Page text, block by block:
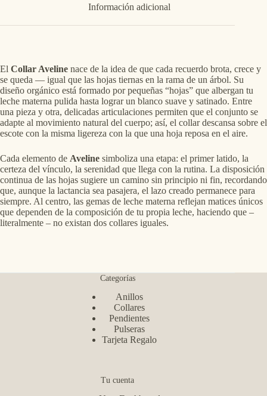
Información adicional
El Collar Aveline nace de la idea de que cada recuerdo brota, crece y
se queda — igual que las hojas tiernas en la rama de un árbol. Su
diseño orgánico está formado por pequeñas “hojas” que albergan tu
leche materna pulida hasta lograr un blanco suave y satinado. Entre
una pieza y otra, delicadas articulaciones permiten que el conjunto se
adapte al movimiento natural del cuerpo; así, el collar descansa sobre el
escote con la misma ligereza con la que una hoja reposa en el aire.
Cada elemento de Aveline simboliza una etapa: el primer latido, la
certeza del vínculo, la serenidad que llega con la rutina. La disposición
continua de las hojas sugiere un camino sin principio ni fin, recordando
que, aunque la lactancia sea pasajera, el lazo creado permanece para
siempre. Al centro, las gemas de leche materna reflejan matices únicos
que dependen de la composición de tu propia leche, haciendo que –
literalmente – no existan dos collares iguales.
Categorías
Anillos
Collares
Pendientes
Pulseras
Tarjeta Regalo
Tu cuenta